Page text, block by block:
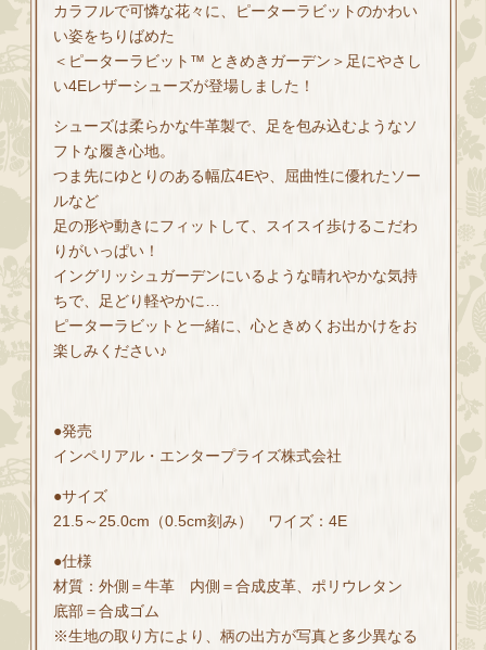
カラフルで可憐な花々に、ピーターラビットのかわい
い姿をちりばめた
＜ピーターラビット™ ときめきガーデン＞足にやさし
い4Eレザーシューズが登場しました！
シューズは柔らかな牛革製で、足を包み込むようなソ
フトな履き心地。
つま先にゆとりのある幅広4Eや、屈曲性に優れたソー
ルなど
足の形や動きにフィットして、スイスイ歩けるこだわ
りがいっぱい！
イングリッシュガーデンにいるような晴れやかな気持
ちで、足どり軽やかに…
ピーターラビットと一緒に、心ときめくお出かけをお
楽しみください♪
●発売
インペリアル・エンタープライズ株式会社
●サイズ
21.5～25.0cm（0.5cm刻み） ワイズ：4E
●仕様
材質：外側＝牛革 内側＝合成皮革、ポリウレタン
底部＝合成ゴム
※生地の取り方により、柄の出方が写真と多少異なる